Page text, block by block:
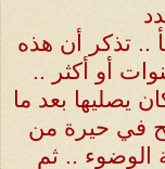
.. تذكر أن هذه
أو أكثر ..
يصليها بعد ما
في حيرة من
الوضوء .. ثم